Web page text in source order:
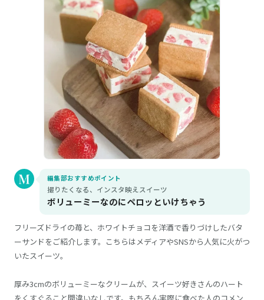
編集部おすすめポイント
撮りたくなる、インスタ映えスイーツ
ボリューミーなのにペロッといけちゃう
フリーズドライの苺と、ホワイトチョコを洋酒で香りづけしたバタ
ーサンドをご紹介します。こちらはメディアやSNSから人気に火がつ
いたスイーツ。
厚み3cmのボリューミーなクリームが、スイーツ好きさんのハート